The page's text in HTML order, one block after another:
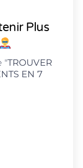
Plus
"TROUVER
EN 7